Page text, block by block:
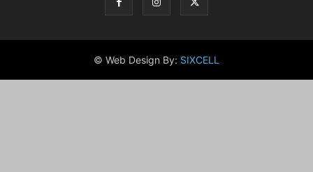
© Web Design By: SIXCELL